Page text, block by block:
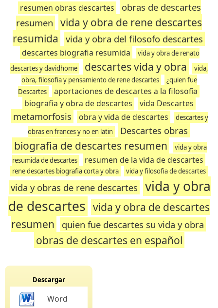
resumen obras descartes
obras de descartes
resumen
vida y obra de rene descartes
resumida
vida y obra del filosofo descartes
descartes biografia resumida
vida y obra de renato
descartes y davidhome
descartes vida y obra
vida,
obra, filosofia y pensamiento de rene descartes
¿quien fue
Descartes
aportaciones de descartes a la filosofía
biografia y obra de descartes
vida Descartes
metamorfosis obra y vida de descartes
descartes y
obras en frances y no en latin
Descartes obras
biografia de descartes resumen
vida y obra
resumida de descartes
resumen de la vida de descartes
rene descartes biografia corta y obra vida y filosofia de descartes
vida y obras de rene descartes
vida y obra
de descartes vida y obra de descartes
resumen
quien fue descartes su vida y obra
obras de descartes en español
Descargar
Word